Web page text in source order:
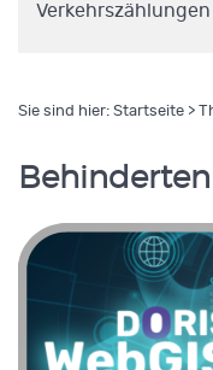
Verkehrszählungen
Sie sind hier: Startseite >